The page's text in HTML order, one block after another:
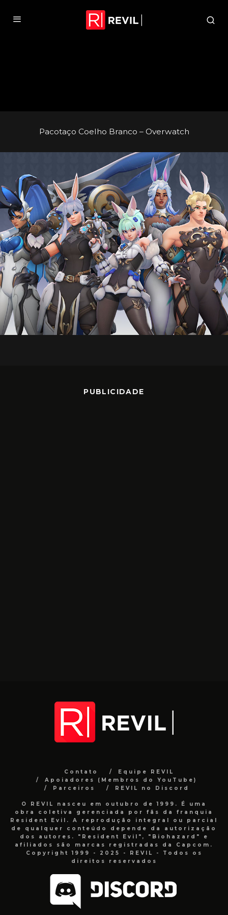
Pacotaço Coelho Branco – Overwatch
PUBLICIDADE
Contato
Equipe REVIL
Apoiadores (Membros do YouTube)
Parceiros
REVIL no Discord
O REVIL nasceu em outubro de 1999. É uma
obra coletiva gerenciada por fãs da franquia
Resident Evil. A reprodução integral ou parcial
de qualquer conteúdo depende da autorização
dos autores. "Resident Evil", "Biohazard" e
afiliados são marcas registradas da Capcom.
Copyright 1999 - 2025 - REVIL - Todos os
direitos reservados